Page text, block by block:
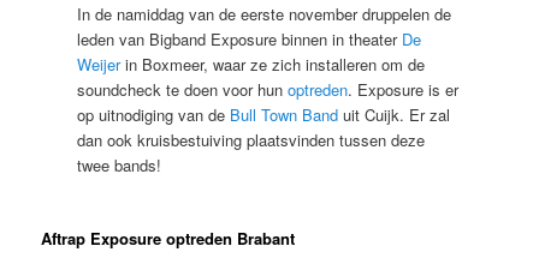
In de namiddag van de eerste november druppelen de
leden van Bigband Exposure binnen in theater De
Weijerin Boxmeer, waar ze zich installeren om de
soundcheck te doen voor hunoptreden. Exposure is er
op uitnodiging van de Bull Town Band uit Cuijk. Er zal
dan ook kruisbestuiving plaatsvinden tussen deze
twee bands!
Aftrap Exposure optreden Brabant